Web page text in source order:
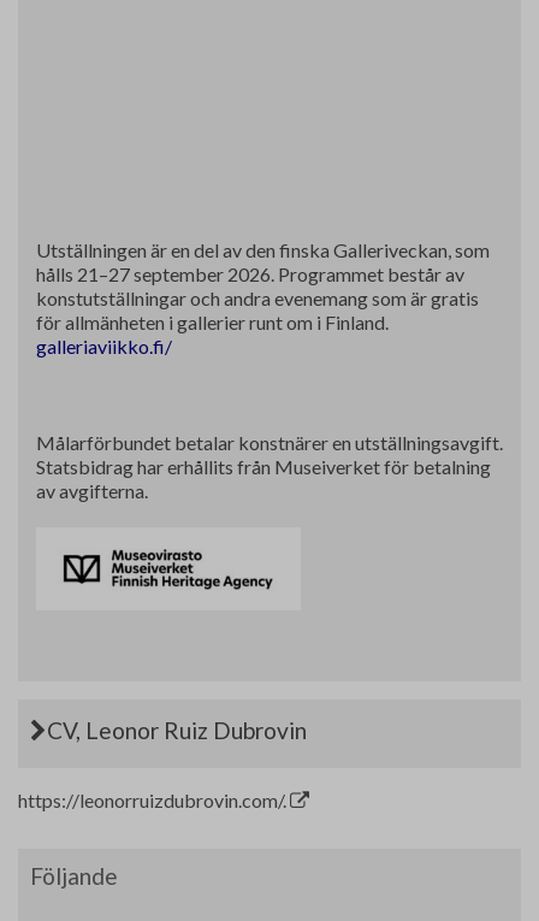
Utställningen är en del av den finska Galleriveckan, som
hålls 21–27 september 2026. Programmet består av
konstutställningar och andra evenemang som är gratis
för allmänheten i gallerier runt om i Finland.
galleriaviikko.fi/
Målarförbundet betalar konstnärer en utställningsavgift.
Statsbidrag har erhållits från Museiverket för betalning
av avgifterna.
CV, Leonor Ruiz Dubrovin
https://leonorruizdubrovin.com/.
Följande